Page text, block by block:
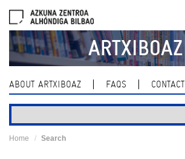
navigation
ARTXIBOAZ
ABOUT ARTXIBOAZ FAQS CONTACT
Home Search